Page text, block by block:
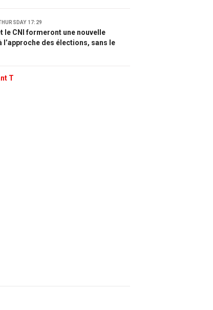
17:29
le CNI formeront une nouvelle
l’approche des élections, sans le
T